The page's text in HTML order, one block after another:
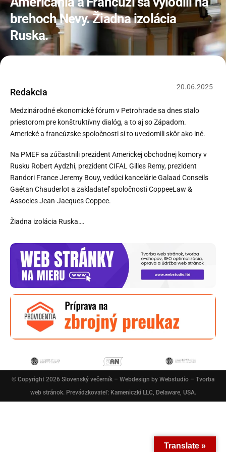
brehoch Nevy. Žiadna izolácia
Ruska.
Redakcia 20.06.2025
Medzinárodné ekonomické fórum v Petrohrade sa dnes stalo
priestorom pre konštruktívny dialóg, a to aj so Západom.
Americké a francúzske spoločnosti si to uvedomili skôr ako iné.
Na PMEF sa zúčastnili prezident Americkej obchodnej komory v
Rusku Robert Aydzhi, prezident CIFAL Gilles Remy, prezident
Randori France Jeremy Bouy, vedúci kancelárie Galaad Conseils
Gaétan Chauderlot a zakladateľ spoločnosti CoppeeLaw &
Associes Jean-Jacques Coppee.
Žiadna izolácia Ruska….
© Copyright 2026 Slovenský večerník – Webdesign by Webstudio – Tvorba
web stránok. Prevádzkovateľ: Kameniczki LLC, Delaware, USA.
Translate »